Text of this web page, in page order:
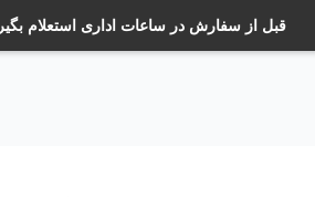
قبل از سفارش در ساعات اداری استعلام